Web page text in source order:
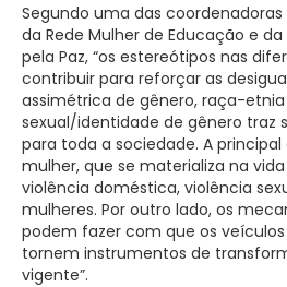
Segundo uma das coordenadoras
da Rede Mulher de Educação e
pela Paz, “os estereótipos nas
contribuir para reforçar as
assimétrica de gênero, raça-
sexual/identidade de gênero traz
para toda a sociedade. A
mulher, que se materializa na
violência doméstica, violência
mulheres. Por outro lado, os
podem fazer com que os
tornem instrumentos de
vigente”.